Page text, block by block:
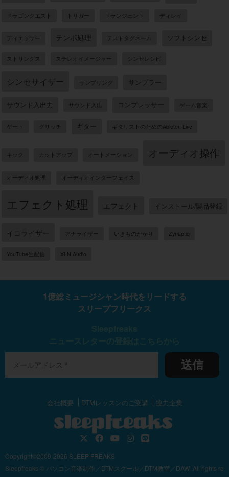
ドラゴンクエスト トリガー トランジェント ディレイ
ディエッサー テンポ処理 テストタグネーム ソフトシンセ
ストリングス ステレオイメージャー シンセレシピ
シンセサイザー サンプリング サンプラー
サウンド入出力 サウンド入出 コンプレッサー ゲーム音楽
ゲート グリッチ ギター ギタリストのためのAbleton Live
キック カットアップ オートメーション オーディオ操作
オーディオ処理 オーディオインターフェイス
エフェクト処理 エフェクト インストール/製品登録
イコライザー アナライザー いきものがかり Zynaptiq
YouTube生配信 XLN Audio
1億総ミュージシャン時代をリードする
スリープフリークス
送信
会社概要 DTMレッスンのご受講 協力企業
Copyright©2009-2026 SLEEP FREAKS
Sleepfreaks © パソコン音楽制作／DTMスクール／DTM教室／DAW .All rights re